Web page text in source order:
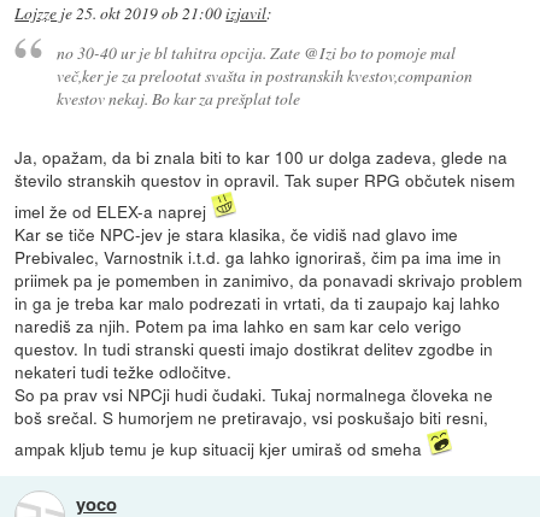
Lojzze je25. okt 2019 ob 21:00izjavil:
no 30-40 ur je bl tahitra opcija. Zate @Izi bo to pomoje mal
več,ker je za prelootat svašta in postranskih kvestov,companion
kvestov nekaj. Bo kar za prešplat tole
Ja, opažam, da bi znala biti to kar 100 ur dolga zadeva, glede na
število stranskih questov in opravil. Tak super RPG občutek nisem
imel že od ELEX-a naprej
Kar se tiče NPC-jev je stara klasika, če vidiš nad glavo ime
Prebivalec, Varnostnik i.t.d. ga lahko ignoriraš, čim pa ima ime in
priimek pa je pomemben in zanimivo, da ponavadi skrivajo problem
in ga je treba kar malo podrezati in vrtati, da ti zaupajo kaj lahko
narediš za njih. Potem pa ima lahko en sam kar celo verigo
questov. In tudi stranski questi imajo dostikrat delitev zgodbe in
nekateri tudi težke odločitve.
So pa prav vsi NPCji hudi čudaki. Tukaj normalnega človeka ne
boš srečal. S humorjem ne pretiravajo, vsi poskušajo biti resni,
ampak kljub temu je kup situacij kjer umiraš od smeha
yoco